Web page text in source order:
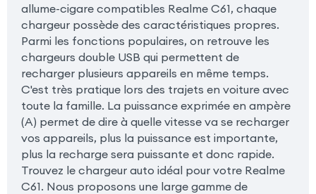
allume-cigare compatibles Realme C61, chaque
chargeur possède des caractéristiques propres.
Parmi les fonctions populaires, on retrouve les
chargeurs double USB qui permettent de
recharger plusieurs appareils en même temps.
C'est très pratique lors des trajets en voiture avec
toute la famille. La puissance exprimée en ampère
(A) permet de dire à quelle vitesse va se recharger
vos appareils, plus la puissance est importante,
plus la recharge sera puissante et donc rapide.
Trouvez le chargeur auto idéal pour votre Realme
C61. Nous proposons une large gamme de